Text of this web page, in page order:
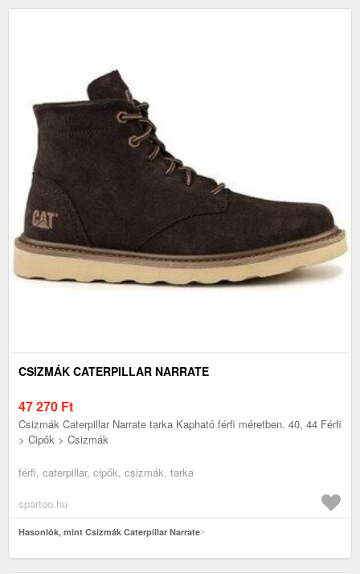
CSIZMÁK CATERPILLAR NARRATE
47 270 Ft
Csizmák Caterpillar Narrate tarka Kapható férfi méretben. 40, 44 Férfi
> Cipők > Csizmák
férfi, caterpillar, cipők, csizmák, tarka
spartoo.hu
Hasonlók, mint Csizmák Caterpillar Narrate